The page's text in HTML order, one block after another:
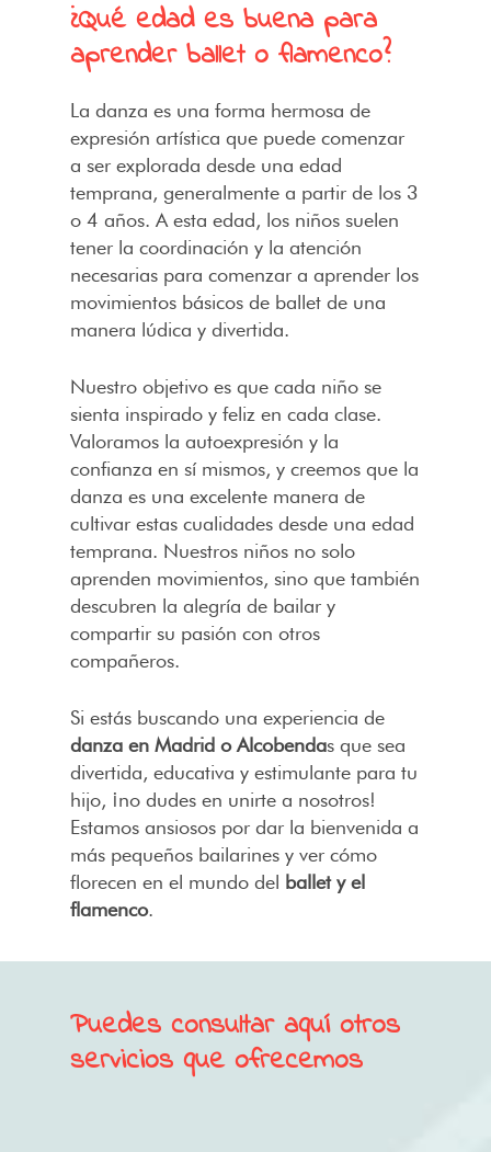
¿Qué edad es buena para
aprender ballet o flamenco?
La danza es una forma hermosa de
expresión artística que puede comenzar
a ser explorada desde una edad
temprana, generalmente a partir de los 3
o 4 años. A esta edad, los niños suelen
tener la coordinación y la atención
necesarias para comenzar a aprender los
movimientos básicos de ballet de una
manera lúdica y divertida.
Nuestro objetivo es que cada niño se
sienta inspirado y feliz en cada clase.
Valoramos la autoexpresión y la
confianza en sí mismos, y creemos que la
danza es una excelente manera de
cultivar estas cualidades desde una edad
temprana. Nuestros niños no solo
aprenden movimientos, sino que también
descubren la alegría de bailar y
compartir su pasión con otros
compañeros.
Si estás buscando una experiencia de
danza en Madrid o Alcobendas que sea
divertida, educativa y estimulante para tu
hijo, ¡no dudes en unirte a nosotros!
Estamos ansiosos por dar la bienvenida a
más pequeños bailarines y ver cómo
florecen en el mundo del ballet y el
flamenco.
Puedes consultar aquí otros
servicios que ofrecemos